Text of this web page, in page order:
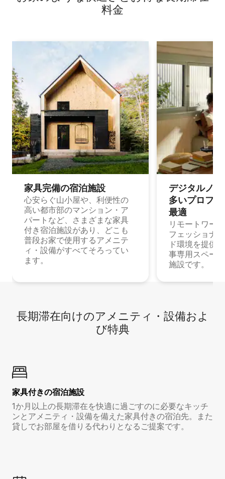
料⁠金
家具完備の宿⁠泊⁠施⁠設
心安らぐ山小屋や、利便性の
高い都市部のマンション・ア
パートなど、さまざまな家具
付き宿泊施設があり、どこも
普段お家で使用するアメニテ
ィ・設備がすべてそろってい
ます。
デジタルノ
多⁠いプ⁠ロ⁠フ⁠
最⁠適
リモートワー
フェッショナ
ド環境を提供
事専用スペー
施設です。
長期滞在向け⁠のア⁠メ⁠ニ⁠テ⁠ィ⁠・設⁠備⁠およ
び特⁠典
家具付き⁠の宿⁠泊⁠施⁠設
1か月以上の長期滞在を快適に過ごすのに必要なキッチ
ンとアメニティ・設備を備えた家具付きの宿泊先。また
貸しでお部屋を借りる代わりとなるご提案です。